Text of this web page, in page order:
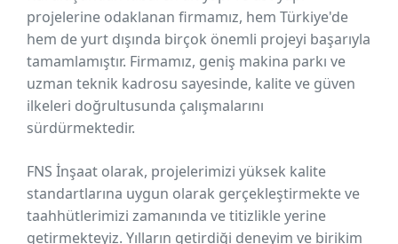
projelerine odaklanan firmamız, hem Türkiye'de
hem de yurt dışında birçok önemli projeyi başarıyla
tamamlamıştır. Firmamız, geniş makina parkı ve
uzman teknik kadrosu sayesinde, kalite ve güven
ilkeleri doğrultusunda çalışmalarını
sürdürmektedir.
FNS İnşaat olarak, projelerimizi yüksek kalite
standartlarına uygun olarak gerçekleştirmekte ve
taahhütlerimizi zamanında ve titizlikle yerine
getirmekteyiz. Yılların getirdiği deneyim ve birikim